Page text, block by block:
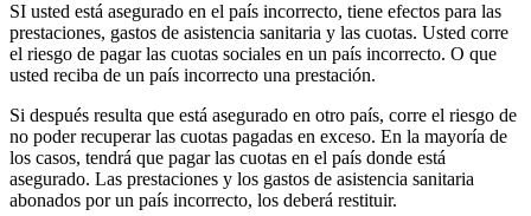
SI usted está asegurado en el país incorrecto, tiene efectos para las
prestaciones, gastos de asistencia sanitaria y las cuotas. Usted corre
el riesgo de pagar las cuotas sociales en un país incorrecto. O que
usted reciba de un país incorrecto una prestación.
Si después resulta que está asegurado en otro país, corre el riesgo de
no poder recuperar las cuotas pagadas en exceso. En la mayoría de
los casos, tendrá que pagar las cuotas en el país donde está
asegurado. Las prestaciones y los gastos de asistencia sanitaria
abonados por un país incorrecto, los deberá restituir.